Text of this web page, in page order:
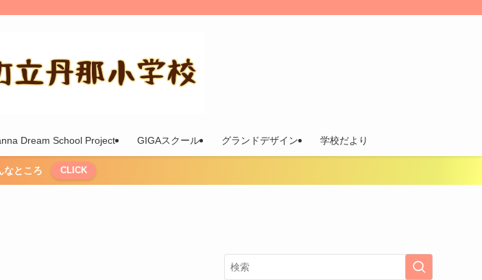
Dream School Project GIGAスクール グランドデザイン 学校だより
なところ CLICK